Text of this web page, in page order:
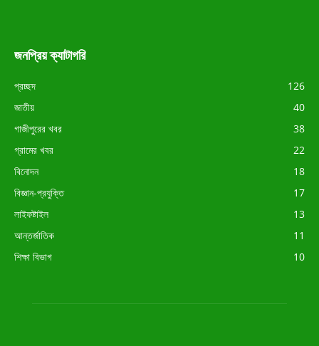
জনপ্রিয় ক্যাটাগরি
প্রচ্ছদ
126
জাতীয়
40
গাজীপুরের খবর
38
গ্রামের খবর
22
বিনোদন
18
বিজ্ঞান-প্রযুক্তি
17
লাইফষ্টাইল
13
আন্তর্জাতিক
11
শিক্ষা বিভাগ
10